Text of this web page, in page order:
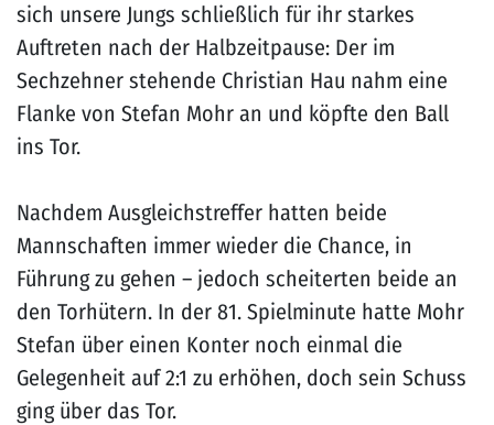
sich unsere Jungs schließlich für ihr starkes
Auftreten nach der Halbzeitpause: Der im
Sechzehner stehende Christian Hau nahm eine
Flanke von Stefan Mohr an und köpfte den Ball
ins Tor.
Nachdem Ausgleichstreffer hatten beide
Mannschaften immer wieder die Chance, in
Führung zu gehen – jedoch scheiterten beide an
den Torhütern. In der 81. Spielminute hatte Mohr
Stefan über einen Konter noch einmal die
Gelegenheit auf 2:1 zu erhöhen, doch sein Schuss
ging über das Tor.